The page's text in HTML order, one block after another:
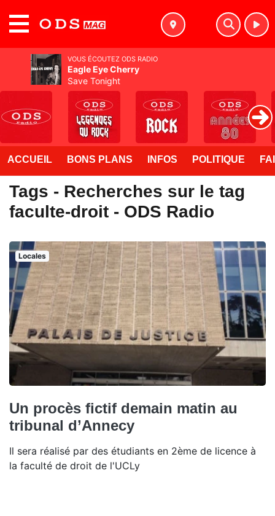
ACCUEIL BONS PLANS INFOS POLITIQUE
Tags - Recherches sur le tag
faculte-droit - ODS Radio
Locales
Un procès fictif demain matin au
tribunal d’Annecy
Il sera réalisé par des étudiants en 2ème de licence à
la faculté de droit de l'UCLy
VOUS ÉCOUTEZ ODS RADIO
Eagle Eye Cherry
Save Tonight